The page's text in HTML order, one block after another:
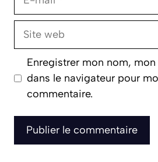
Site
Enregistrer mon nom,
dans le navigateur pour
commentaire.